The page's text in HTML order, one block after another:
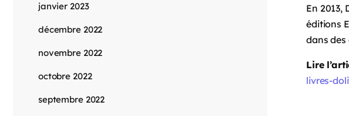
En 2013,
éditions
dans des
Lire
livres-
janvier 2023
décembre 2022
novembre 2022
octobre 2022
septembre 2022